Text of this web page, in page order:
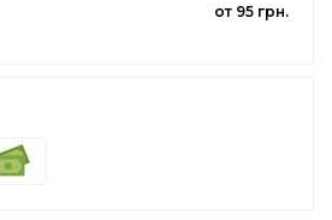
от 95 грн.